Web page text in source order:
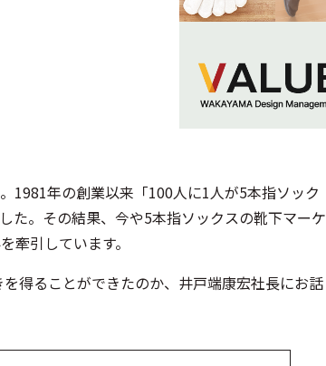
1981年の創業以来「100人に1人が5本指ソック
た。その結果、今や5本指ソックスの靴下マーケ
牽引しています。
得ることができたのか、井戸端康宏社長にお話